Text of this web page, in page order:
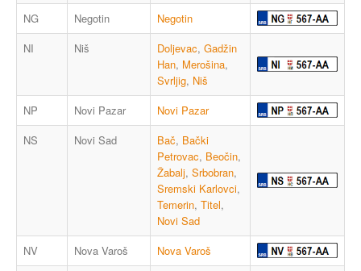
NG
Negotin
Negotin
NI
Niš Doljevac, Gadžin
Han, Merošina,
Svrljig, Niš
NP
Novi Pazar
Novi Pazar
NS
Novi Sad Bač, Bački
Petrovac, Beočin,
Žabalj, Srbobran,
Sremski Karlovci,
Temerin, Titel,
Novi Sad
NV
Nova Varoš
Nova Varoš